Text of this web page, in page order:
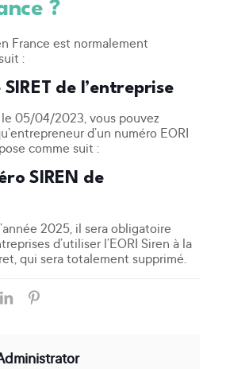
?
France est normalement
:
SIRET de l’entreprise
05/04/2023, vous pouvez
d’un numéro EORI
comme suit :
SIREN de
2025, il sera obligatoire
d’utiliser l’EORI Siren à la
qui sera totalement supprimé.